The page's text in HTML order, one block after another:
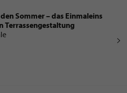
Sommer – das Einmaleins
Terrassengestaltung